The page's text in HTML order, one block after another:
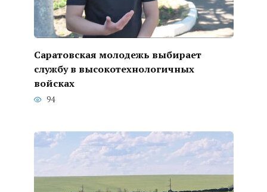
Саратовская молодежь выбирает
службу в высокотехнологичных
войсках
94